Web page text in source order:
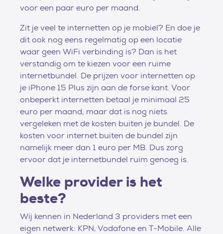
voor een paar euro per maand.
Zit je veel te internetten op je mobiel? En doe je
dit ook nog eens regelmatig op een locatie
waar geen WiFi verbinding is? Dan is het
verstandig om te kiezen voor een ruime
internetbundel. De prijzen voor internetten op
je iPhone 15 Plus zijn aan de forse kant. Voor
onbeperkt internetten betaal je minimaal 25
euro per maand, maar dat is nog niets
vergeleken met de kosten buiten je bundel. De
kosten voor internet buiten de bundel zijn
namelijk meer dan 1 euro per MB. Dus zorg
ervoor dat je internetbundel ruim genoeg is.
Welke provider is het
beste?
Wij kennen in Nederland 3 providers met een
eigen netwerk: KPN, Vodafone en T-Mobile. Alle